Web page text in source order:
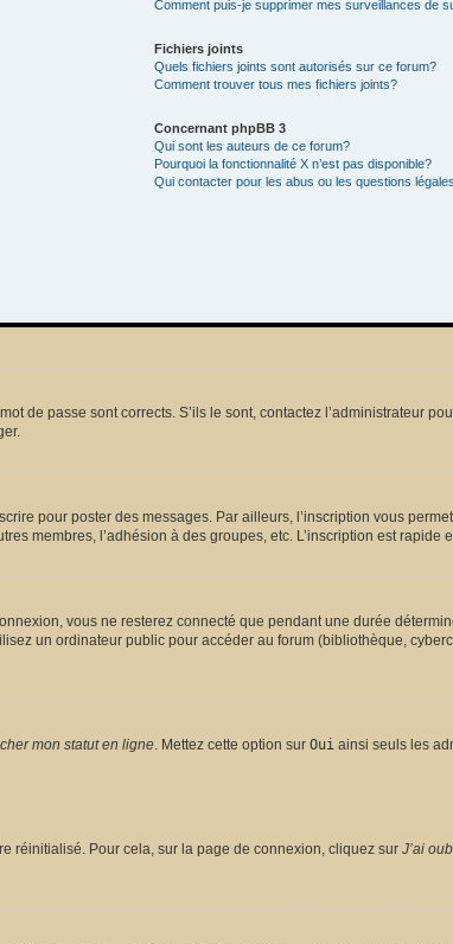
Comment puis-je supprimer mes surveillances de
Fichiers joints
Quels fichiers joints sont autorisés sur ce forum?
Comment trouver tous mes fichiers joints?
Concernant phpBB 3
Qui sont les auteurs de ce forum?
Pourquoi la fonctionnalité X n’est pas disponible?
Qui contacter pour les abus ou les questions
de passe sont corrects. S’ils le sont, contactez l’administrateur
pour poster des messages. Par ailleurs, l’inscription vous
membres, l’adhésion à des groupes, etc. L’inscription est rapide
vous ne resterez connecté que pendant une durée
un ordinateur public pour accéder au forum (bibliothèque,
mon statut en ligne. Mettez cette option sur Oui ainsi seuls les
réinitialisé. Pour cela, sur la page de connexion, cliquez sur J’ai